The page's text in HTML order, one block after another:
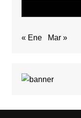
« Ene Mar »